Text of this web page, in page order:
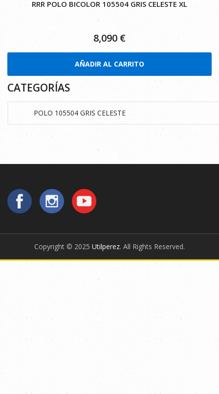
RRR POLO BICOLOR 105504 GRIS CELESTE XL
8,090 €
AÑADIR AL CARRITO
CATEGORÍAS
Copyright © 2025 Utilperez. All Rights Reserved.